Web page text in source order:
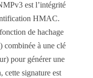
est l’intégrité
HMAC.
de hachage
à une clé
pour générer une
cette signature est